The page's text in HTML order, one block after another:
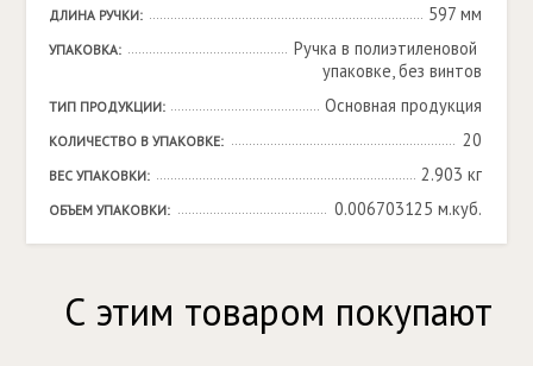
ДЛИНА РУЧКИ: 597 мм
УПАКОВКА:
Ручка в полиэтиленовой
упаковке, без винтов
ТИП ПРОДУКЦИИ: Основная продукция
КОЛИЧЕСТВО В УПАКОВКЕ: 20
ВЕС УПАКОВКИ: 2.903 кг
ОБЪЕМ УПАКОВКИ: 0.006703125 м.куб.
С этим товаром покупают